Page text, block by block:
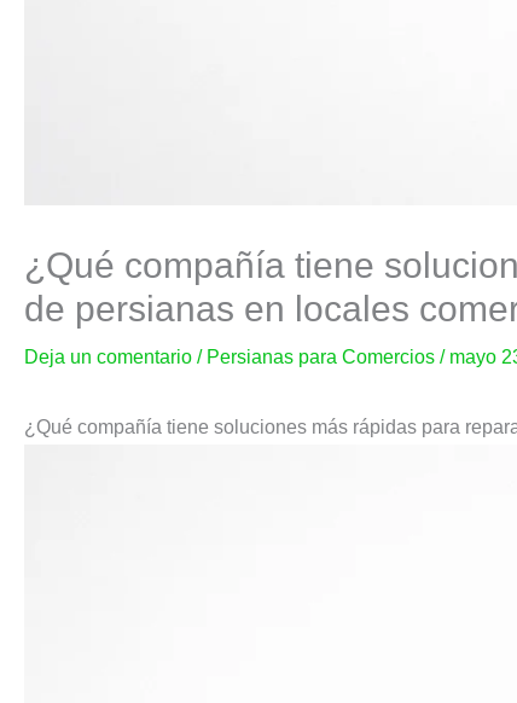
¿Qué compañía tiene
de persianas en locales
Deja un comentario / Persianas para Comercios / mayo
¿Qué compañía tiene soluciones más rápidas para